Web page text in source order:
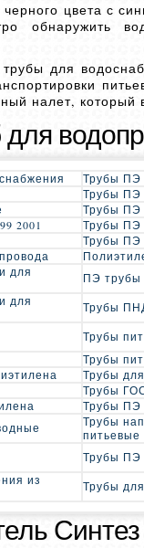
цвета с
обнаружить
для
налет,
Трубы ПЭ
Трубы ПЭ
Трубы ПЭ
2001
Трубы ПЭ
Трубы ПЭ
для
ПЭ трубы
для
Трубы
Трубы
Трубы
Трубы
Трубы
Трубы ПЭ
Трубы
питьевые
Трубы ПЭ
из
Трубы